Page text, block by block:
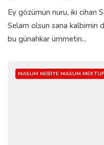
Ey gözümün nuru, iki cihan
Selam olsun sana kalbimin
bu günahkar ümmetin...
MASUM NEBIYE MASUM